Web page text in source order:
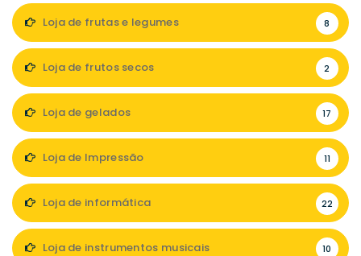
Loja de frutas e legumes 8
Loja de frutos secos 2
Loja de gelados 17
Loja de Impressão 11
Loja de informática 22
Loja de instrumentos musicais 10